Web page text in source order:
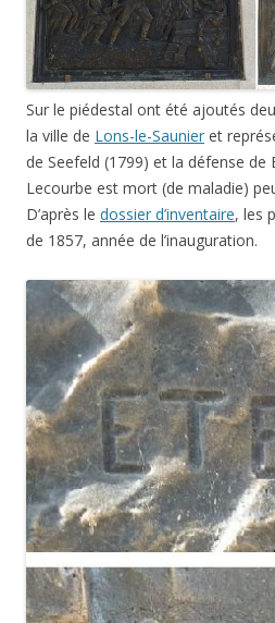
Sur le piédestal ont été ajoutés
la ville de Lons-le-Saunier et
de Seefeld (1799) et la défense
Lecourbe est mort (de maladie)
D’après le dossier d’inventaire, les
de 1857, année de l’inauguration.